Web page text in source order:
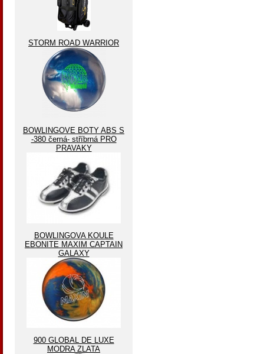
STORM ROAD WARRIOR
BOWLINGOVE BOTY ABS S
-380 černá- stříbrná PRO
PRAVAKY
BOWLINGOVA KOULE
EBONITE MAXIM CAPTAIN
GALAXY
900 GLOBAL DE LUXE
MODRA ZLATA